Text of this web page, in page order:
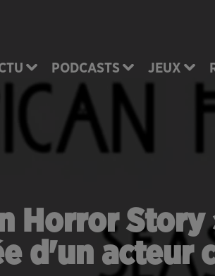
PODCASTS JEUX
Horror
d'un acteur